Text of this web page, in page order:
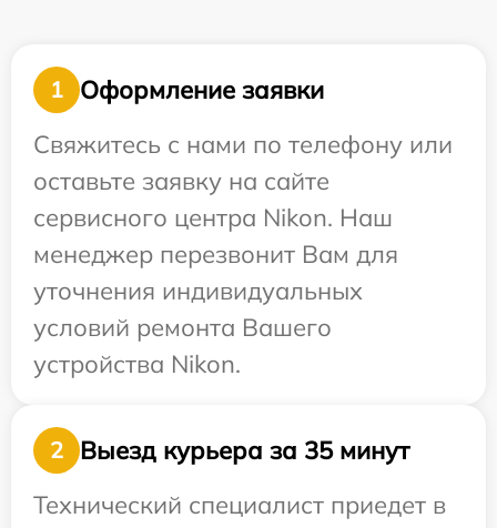
1
Оформление заявки
Свяжитесь с нами по телефону или
оставьте заявку на сайте
сервисного центра Nikon. Наш
менеджер перезвонит Вам для
уточнения индивидуальных
условий ремонта Вашего
устройства Nikon.
2
Выезд курьера за 35 минут
Технический специалист приедет в